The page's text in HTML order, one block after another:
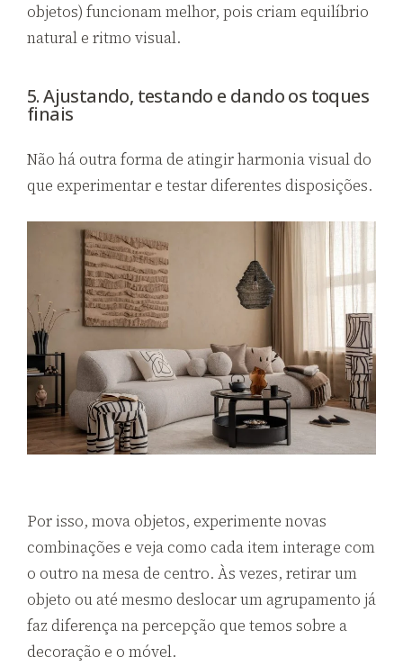
objetos) funcionam melhor, pois criam equilíbrio
natural e ritmo visual.
5. Ajustando, testando e dando os toques
finais
Não há outra forma de atingir harmonia visual do
que experimentar e testar diferentes disposições.
Por isso, mova objetos, experimente novas
combinações e veja como cada item interage com
o outro na mesa de centro. Às vezes, retirar um
objeto ou até mesmo deslocar um agrupamento já
faz diferença na percepção que temos sobre a
decoração e o móvel.